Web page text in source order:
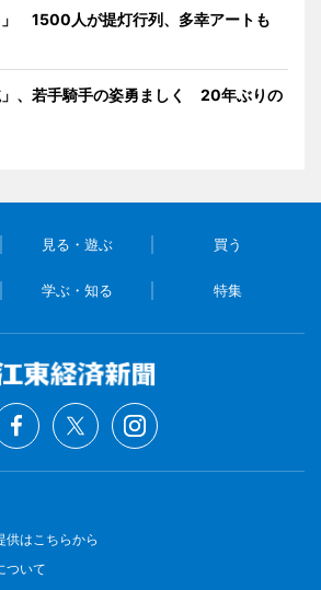
」 1500人が提灯行列、多幸アートも
」、若手騎手の姿勇ましく 20年ぶりの
見る・遊ぶ 買う
学ぶ・知る 特集
供はこちらから
ついて